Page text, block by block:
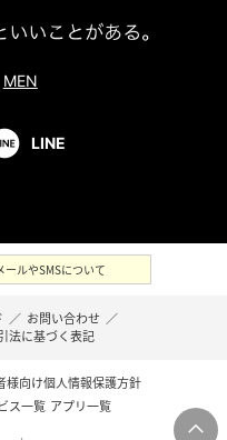
MEN
LINE
ールやSMSについて
／ お問い合わせ ／
法に基づく表記
様向け個人情報保護方針
ス一覧 アプリ一覧